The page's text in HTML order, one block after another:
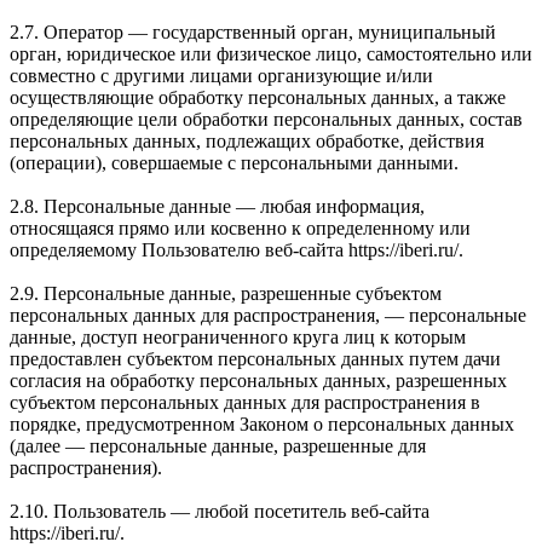
2.7. Оператор — государственный орган, муниципальный
орган, юридическое или физическое лицо, самостоятельно или
совместно с другими лицами организующие и/или
осуществляющие обработку персональных данных, а также
определяющие цели обработки персональных данных, состав
персональных данных, подлежащих обработке, действия
(операции), совершаемые с персональными данными.
2.8. Персональные данные — любая информация,
относящаяся прямо или косвенно к определенному или
определяемому Пользователю веб-сайта https://iberi.ru/.
2.9. Персональные данные, разрешенные субъектом
персональных данных для распространения, — персональные
данные, доступ неограниченного круга лиц к которым
предоставлен субъектом персональных данных путем дачи
согласия на обработку персональных данных, разрешенных
субъектом персональных данных для распространения в
порядке, предусмотренном Законом о персональных данных
(далее — персональные данные, разрешенные для
распространения).
2.10. Пользователь — любой посетитель веб-сайта
https://iberi.ru/.